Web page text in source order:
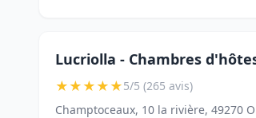
Lucriolla - Chambres
★★★★★5/5 (265 avis)
Champtoceaux, 10 la rivière, 49270